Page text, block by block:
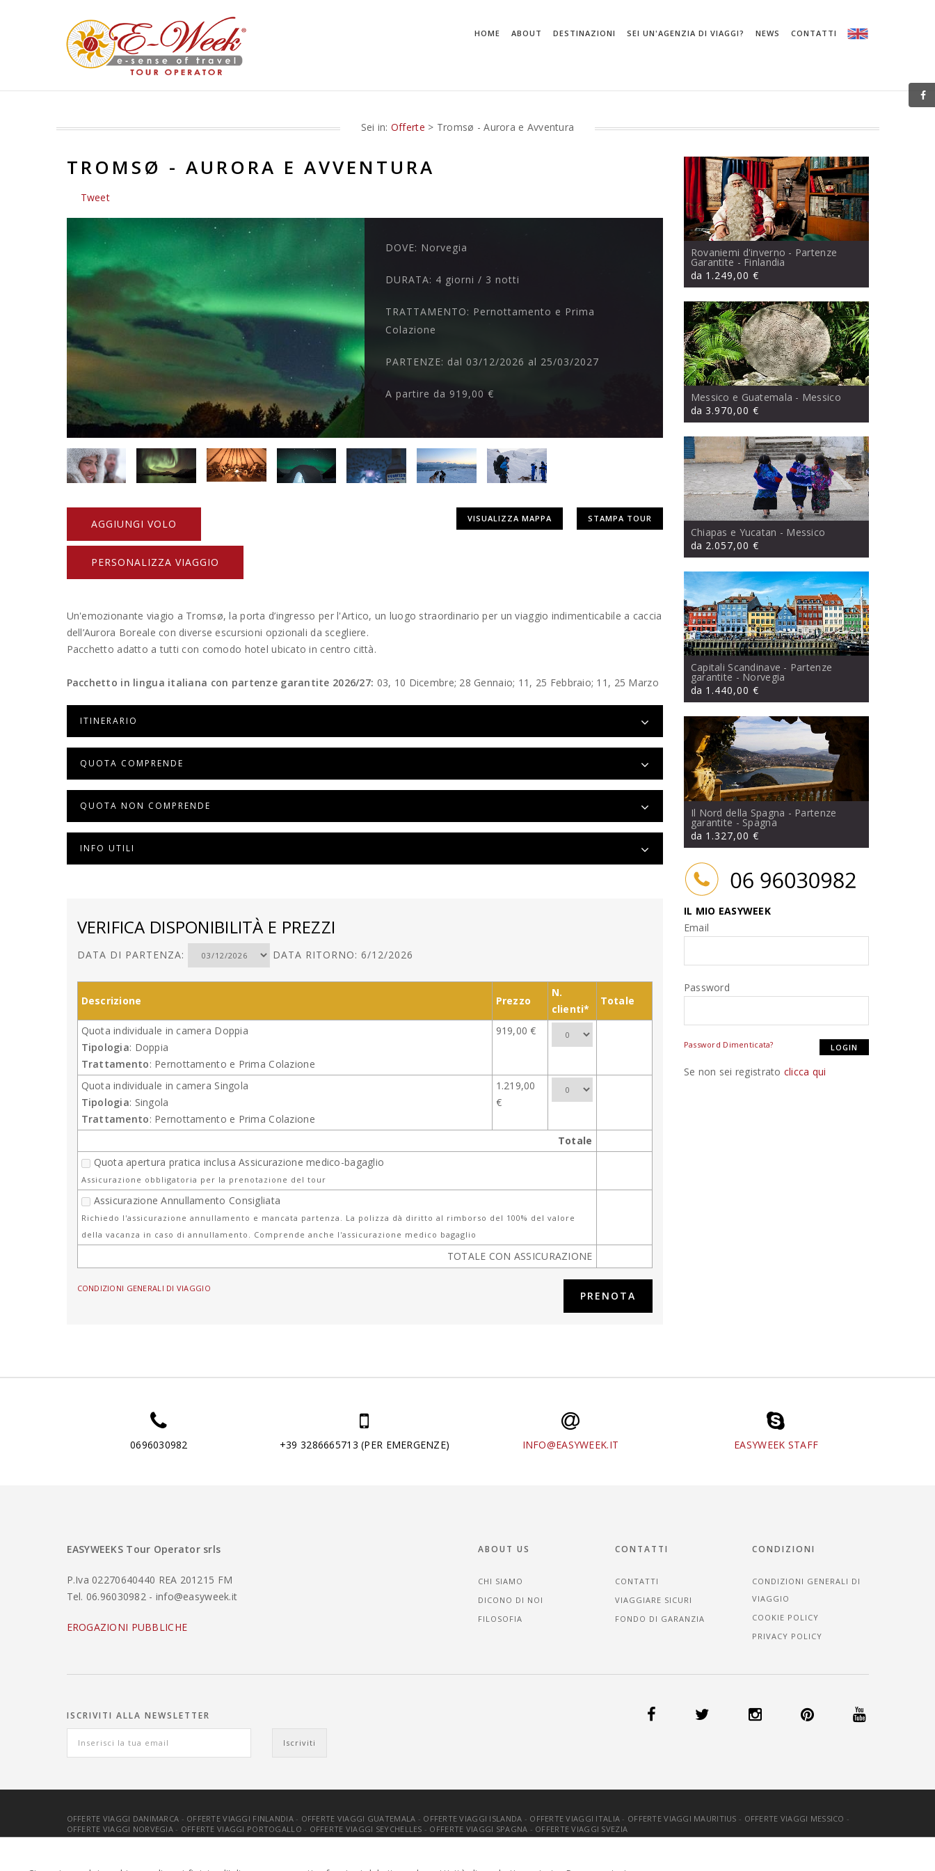
HOME ABOUT DESTINAZIONI SEI UN'AGENZIA DI VIAGGI? NEWS CONTATTI
Sei in: Offerte > Tromsø - Aurora e Avventura
TROMSØ - AURORA E AVVENTURA
Tweet
DOVE: Norvegia
DURATA: 4 giorni / 3 notti
TRATTAMENTO: Pernottamento e Prima
Colazione
PARTENZE: dal 03/12/2026 al 25/03/2027
A partire da 919,00 €
AGGIUNGI VOLO
PERSONALIZZA VIAGGIO
VISUALIZZA MAPPA STAMPA TOUR
Un'emozionante viagio a Tromsø, la porta d’ingresso per l'Artico, un luogo straordinario per un viaggio indimenticabile a caccia
dell’Aurora Boreale con diverse escursioni opzionali da scegliere.
Pacchetto adatto a tutti con comodo hotel ubicato in centro città.
Pacchetto in lingua italiana con partenze garantite 2026/27: 03, 10 Dicembre; 28 Gennaio; 11, 25 Febbraio; 11, 25 Marzo
ITINERARIO
QUOTA COMPRENDE
QUOTA NON COMPRENDE
INFO UTILI
VERIFICA DISPONIBILITÀ E PREZZI
DATA DI PARTENZA: DATA RITORNO: 6/12/2026
Descrizione Prezzo
N.
clienti*
Totale
Quota individuale in camera Doppia
Tipologia: Doppia
Trattamento: Pernottamento e Prima Colazione
919,00 €
Quota individuale in camera Singola
Tipologia: Singola
Trattamento: Pernottamento e Prima Colazione
1.219,00
€
Totale
Quota apertura pratica inclusa Assicurazione medico-bagaglio
Assicurazione obbligatoria per la prenotazione del tour
Assicurazione Annullamento Consigliata
Richiedo l'assicurazione annullamento e mancata partenza. La polizza dà diritto al rimborso del 100% del valore
della vacanza in caso di annullamento. Comprende anche l'assicurazione medico bagaglio
TOTALE CON ASSICURAZIONE
CONDIZIONI GENERALI DI VIAGGIO
Rovaniemi d'inverno - Partenze
Garantite - Finlandia
da 1.249,00 €
Messico e Guatemala - Messico
da 3.970,00 €
Chiapas e Yucatan - Messico
da 2.057,00 €
Capitali Scandinave - Partenze
garantite - Norvegia
da 1.440,00 €
Il Nord della Spagna - Partenze
garantite - Spagna
da 1.327,00 €
IL MIO EASYWEEK
Email
Password
Password Dimenticata?
Se non sei registrato clicca qui
0696030982 +39 3286665713 (PER EMERGENZE) INFO@EASYWEEK.IT EASYWEEK STAFF
EASYWEEKS Tour Operator srls
P.Iva 02270640440 REA 201215 FM
Tel. 06.96030982 - info@easyweek.it
EROGAZIONI PUBBLICHE
ABOUT US
CHI SIAMO
DICONO DI NOI
FILOSOFIA
CONTATTI
CONTATTI
VIAGGIARE SICURI
FONDO DI GARANZIA
CONDIZIONI
CONDIZIONI GENERALI DI
VIAGGIO
COOKIE POLICY
PRIVACY POLICY
ISCRIVITI ALLA NEWSLETTER
OFFERTE VIAGGI DANIMARCA - OFFERTE VIAGGI FINLANDIA- OFFERTE VIAGGI GUATEMALA - OFFERTE VIAGGI ISLANDA - OFFERTE VIAGGI ITALIA - OFFERTE VIAGGI MAURITIUS - OFFERTE VIAGGI MESSICO -
OFFERTE VIAGGI NORVEGIA- OFFERTE VIAGGI PORTOGALLO - OFFERTE VIAGGI SEYCHELLES - OFFERTE VIAGGI SPAGNA - OFFERTE VIAGGI SVEZIA